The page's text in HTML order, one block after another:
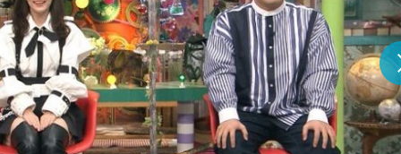
『アイ＝ラブ！げーみん
E齋藤樹愛羅＆佐々木舞
ビュー